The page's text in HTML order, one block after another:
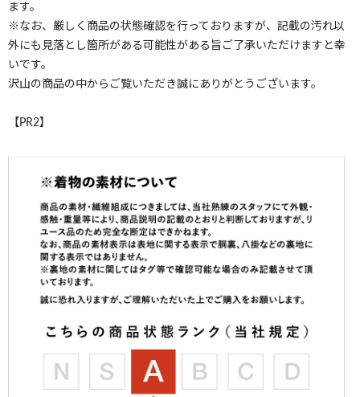
ます。
※なお、厳しく商品の状態確認を行っておりますが、記載の汚れ以
外にも見落とし箇所がある可能性がある旨ご了承いただけますと幸
いです。
沢山の商品の中からご覧いただき誠にありがとうございます。
【PR2】